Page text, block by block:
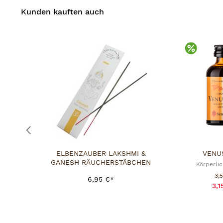
Kunden kauften auch
ELBENZAUBER LAKSHMI &
GANESH RÄUCHERSTÄBCHEN
6,95 €*
Rabatt